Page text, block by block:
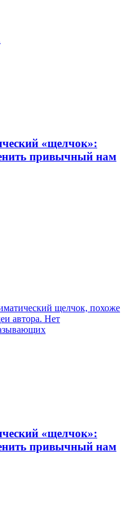
«щелчок»:
привычный нам
щелчок, похоже
автора. Нет
«щелчок»:
привычный нам